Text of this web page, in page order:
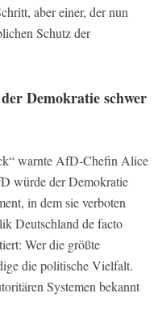
aber einer, der nun
Schutz der
Demokratie schwer
warnte AfD-Chefin Alice
würde der Demokratie
in dem sie verboten
Deutschland de facto
Wer die größte
die politische Vielfalt.
Systemen bekannt